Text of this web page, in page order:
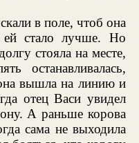
в поле, чтоб она
стало лучше. Но
стояла на месте,
останавливалась,
вышла на линию и
отец Васи увидел
А раньше корова
сама не выходила